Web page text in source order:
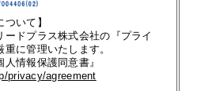
ついて】
ードプラス株式会社の『プライ
に管理いたします。
情報保護同意書』
privacy/agreement